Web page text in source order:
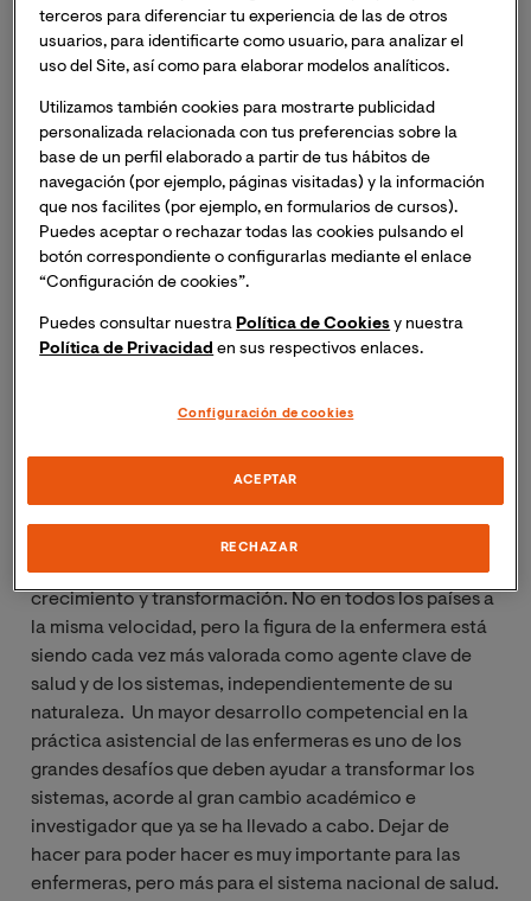
Imagen
los desafíos fundamentales a los que se enfrenta la
enfermería, como profesión, de cara al futuro?
el sistema de atención a la salud, se encuentran
mundialmente y también en España en proceso de
crecimiento y transformación. No en todos los países a
la misma velocidad, pero la figura de la enfermera está
siendo cada vez más valorada como agente clave de
salud y de los sistemas, independientemente de su
naturaleza. Un mayor desarrollo competencial en la
práctica asistencial de las enfermeras es uno de los
grandes desafíos que deben ayudar a transformar los
sistemas, acorde al gran cambio académico e
investigador que ya se ha llevado a cabo. Dejar de
hacer para poder hacer es muy importante para las
enfermeras, pero más para el sistema nacional de salud.
terceros para diferenciar tu experiencia de las de otros
usuarios, para identificarte como usuario, para analizar el
uso del Site, así como para elaborar modelos analíticos.
Utilizamos también cookies para mostrarte publicidad
personalizada relacionada con tus preferencias sobre la
base de un perfil elaborado a partir de tus hábitos de
navegación (por ejemplo, páginas visitadas) y la información
que nos facilites (por ejemplo, en formularios de cursos).
Puedes aceptar o rechazar todas las cookies pulsando el
botón correspondiente o configurarlas mediante el enlace
“Configuración de cookies”.
Puedes consultar nuestra Política de Cookies y nuestra
Política de Privacidad en sus respectivos enlaces.
Configuración de cookies
RECHAZAR
ACEPTAR